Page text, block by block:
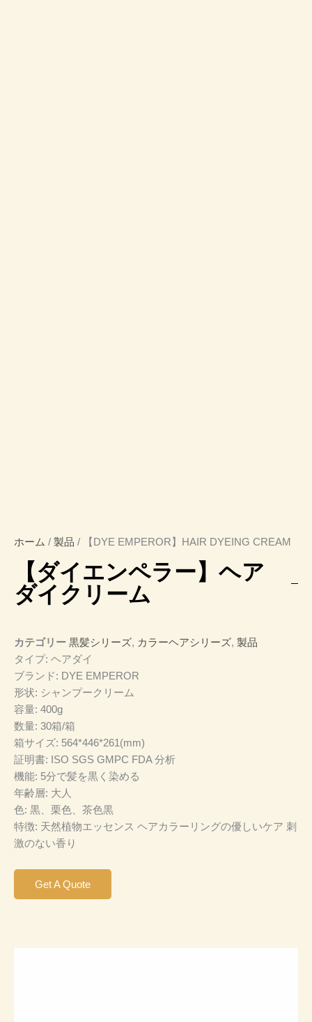
ホーム / 製品 / 【DYE EMPEROR】HAIR DYEING CREAM
【ダイエンペラー】ヘア
ダイクリーム
カテゴリー 黒髪シリーズ, カラーヘアシリーズ, 製品
タイプ: ヘアダイ
ブランド: DYE EMPEROR
形状: シャンプークリーム
容量: 400g
数量: 30箱/箱
箱サイズ: 564*446*261(mm)
証明書: ISO SGS GMPC FDA 分析
機能: 5分で髪を黒く染める
年齢層: 大人
色: 黒、栗色、茶色黒
特徴: 天然植物エッセンス ヘアカラーリングの優しいケア 刺
激のない香り
Get A Quote